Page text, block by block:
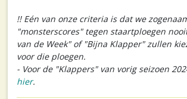
!! Eén van onze criteria is dat we
"monsterscores" tegen staartploegen
van de Week" of "Bijna Klapper" zullen
voor die ploegen.
- Voor de "Klappers" van vorig seizoen
hier.